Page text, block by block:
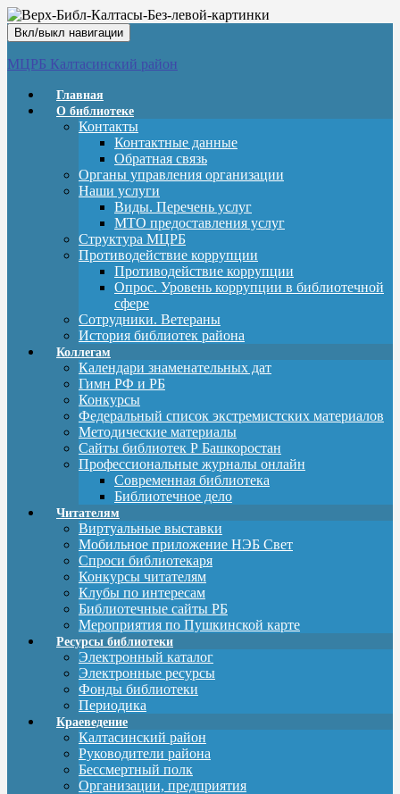
Вкл/выкл навигации
МЦРБ Калтасинский район
Главная
О библиотеке
Контакты
Контактные данные
Обратная связь
Органы управления организации
Наши услуги
Виды. Перечень услуг
МТО предоставления услуг
Структура МЦРБ
Противодействие коррупции
Противодействие коррупции
Опрос. Уровень коррупции в библиотечной
сфере
Сотрудники. Ветераны
История библиотек района
Коллегам
Календари знаменательных дат
Гимн РФ и РБ
Конкурсы
Федеральный список экстремистских материалов
Методические материалы
Сайты библиотек Р Башкоростан
Профессиональные журналы онлайн
Современная библиотека
Библиотечное дело
Читателям
Виртуальные выставки
Мобильное приложение НЭБ Свет
Спроси библиотекаря
Конкурсы читателям
Клубы по интересам
Библиотечные сайты РБ
Мероприятия по Пушкинской карте
Ресурсы библиотеки
Электронный каталог
Электронные ресурсы
Фонды библиотеки
Периодика
Краеведение
Калтасинский район
Руководители района
Бессмертный полк
Организации, предприятия